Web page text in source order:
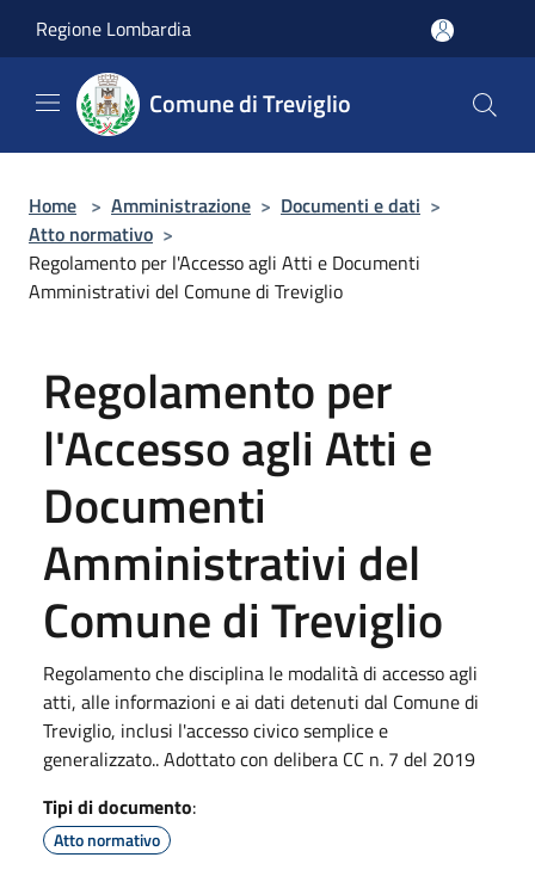
Regione Lombardia
Comune di Treviglio
Home > Amministrazione > Documenti e dati >
Atto normativo >
Regolamento per l'Accesso agli Atti e Documenti
Amministrativi del Comune di Treviglio
Regolamento per
l'Accesso agli Atti e
Documenti
Amministrativi del
Comune di Treviglio
Regolamento che disciplina le modalità di accesso agli
atti, alle informazioni e ai dati detenuti dal Comune di
Treviglio, inclusi l'accesso civico semplice e
generalizzato.. Adottato con delibera CC n. 7 del 2019
Tipi di documento:
Atto normativo